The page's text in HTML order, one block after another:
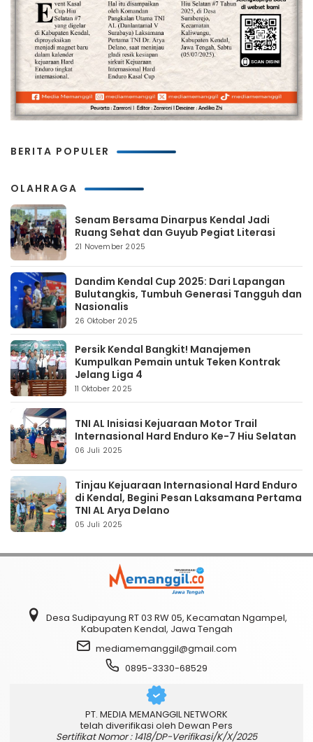
BERITA POPULER
OLAHRAGA
Senam Bersama Dinarpus Kendal Jadi
Ruang Sehat dan Guyub Pegiat Literasi
21 November 2025
Dandim Kendal Cup 2025: Dari Lapangan
Bulutangkis, Tumbuh Generasi Tangguh dan
Nasionalis
26 Oktober 2025
Persik Kendal Bangkit! Manajemen
Kumpulkan Pemain untuk Teken Kontrak
Jelang Liga 4
11 Oktober 2025
TNI AL Inisiasi Kejuaraan Motor Trail
Internasional Hard Enduro Ke-7 Hiu Selatan
06 Juli 2025
Tinjau Kejuaraan Internasional Hard Enduro
di Kendal, Begini Pesan Laksamana Pertama
TNI AL Arya Delano
05 Juli 2025
Desa Sudipayung RT 03 RW 05, Kecamatan Ngampel,
Kabupaten Kendal, Jawa Tengah
mediamemanggil@gmail.com
0895-3330-68529
PT. MEDIA MEMANGGIL NETWORK
telah diverifikasi oleh Dewan Pers
Sertifikat Nomor : 1418/DP-Verifikasi/K/X/2025